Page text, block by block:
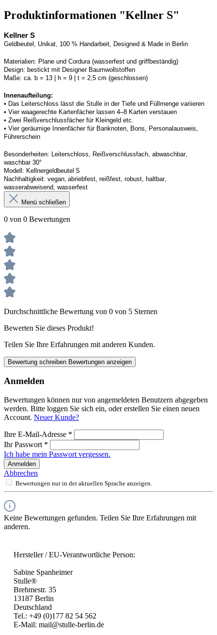
Produktinformationen "Kellner S"
Kellner S
Geldbeutel, Unikat, 100 % Handarbeit, Designed & Made in Berlin
Materialien: Plane und Cordura (wasserfest und griffbeständig)
Design: bestickt mit Designer Baumwollstoffen
Maße: ca. b = 13 | h = 9 | t = 2,5 cm (geschlossen)
Innenaufteilung:
• Das Leiterschloss lässt die Stulle in der Tiefe und Füllmenge variieren
• Vier waagerechte Kartenfächer lassen 4–8 Karten verstauen
• Zwei Reißverschlussfächer für Kleingeld etc.
• Vier geräumige Innenfächer für Banknoten, Bons, Personalausweis,
Führerschein
Besonderheiten: Leiterschloss, Reißverschlussfach, abwaschbar,
waschbar 30°
Modell: Kellnergeldbeutel S
Nachhaltigkeit: vegan, abriebfest, reißfest, robust haltbar,
wasserabweisend, wasserfest
Menü schließen
0 von 0 Bewertungen
Durchschnittliche Bewertung von 0 von 5 Sternen
Bewerten Sie dieses Produkt!
Teilen Sie Ihre Erfahrungen mit anderen Kunden.
Bewertung schreiben Bewertungen anzeigen
Anmelden
Bewertungen können nur von angemeldeten Benutzern abgegeben
werden. Bitte loggen Sie sich ein, oder erstellen Sie einen neuen
Account. Neuer Kunde?
Ihre E-Mail-Adresse *
Ihr Passwort *
Ich habe mein Passwort vergessen.
Anmelden
Abbrechen
Bewertungen nur in der aktuellen Sprache anzeigen.
Keine Bewertungen gefunden. Teilen Sie Ihre Erfahrungen mit
anderen.
Hersteller / EU-Verantwortliche Person:
Sabine Spanheimer
Stulle®
Brehmestr. 35
13187 Berlin
Deutschland
Tel.: +49 (0)177 82 54 562
E-Mail: mail@stulle-berlin.de